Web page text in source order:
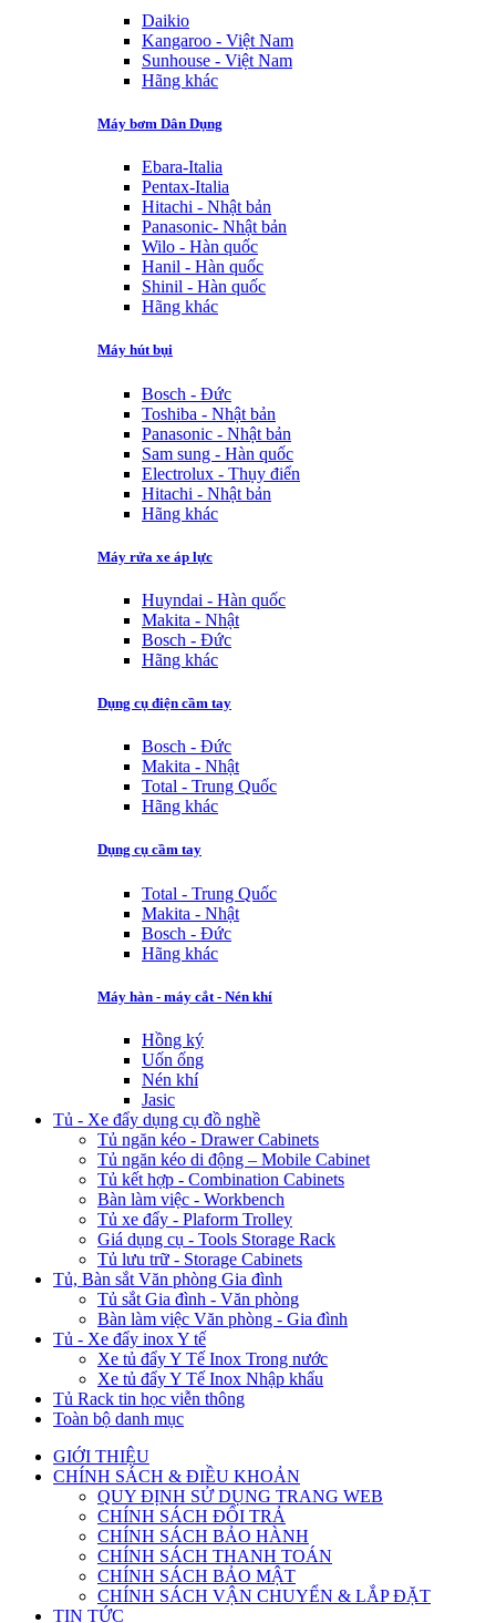
Daikio
Kangaroo - Việt Nam
Sunhouse - Việt Nam
Hãng khác
Máy bơm Dân Dụng
Ebara-Italia
Pentax-Italia
Hitachi - Nhật bản
Panasonic- Nhật bản
Wilo - Hàn quốc
Hanil - Hàn quốc
Shinil - Hàn quốc
Hãng khác
Máy hút bụi
Bosch - Đức
Toshiba - Nhật bản
Panasonic - Nhật bản
Sam sung - Hàn quốc
Electrolux - Thụy điển
Hitachi - Nhật bản
Hãng khác
Máy rửa xe áp lực
Huyndai - Hàn quốc
Makita - Nhật
Bosch - Đức
Hãng khác
Dụng cụ điện cầm tay
Bosch - Đức
Makita - Nhật
Total - Trung Quốc
Hãng khác
Dụng cụ cầm tay
Total - Trung Quốc
Makita - Nhật
Bosch - Đức
Hãng khác
Máy hàn - máy cắt - Nén khí
Hồng ký
Uốn ống
Nén khí
Jasic
Tủ - Xe đẩy dụng cụ đồ nghề
Tủ ngăn kéo - Drawer Cabinets
Tủ ngăn kéo di động – Mobile Cabinet
Tủ kết hợp - Combination Cabinets
Bàn làm việc - Workbench
Tủ xe đẩy - Plaform Trolley
Giá dụng cụ - Tools Storage Rack
Tủ lưu trữ - Storage Cabinets
Tủ, Bàn sắt Văn phòng Gia đình
Tủ sắt Gia đình - Văn phòng
Bàn làm việc Văn phòng - Gia đình
Tủ - Xe đẩy inox Y tế
Xe tủ đẩy Y Tế Inox Trong nước
Xe tủ đẩy Y Tế Inox Nhập khẩu
Tủ Rack tin học viễn thông
Toàn bộ danh mục
GIỚI THIỆU
CHÍNH SÁCH & ĐIỀU KHOẢN
QUY ĐỊNH SỬ DỤNG TRANG WEB
CHÍNH SÁCH ĐỔI TRẢ
CHÍNH SÁCH BẢO HÀNH
CHÍNH SÁCH THANH TOÁN
CHÍNH SÁCH BẢO MẬT
CHÍNH SÁCH VẬN CHUYỂN & LẮP ĐẶT
TIN TỨC